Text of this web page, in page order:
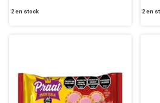
2en stock 2 en